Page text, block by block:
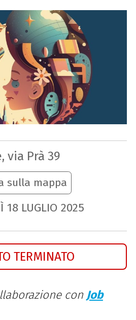
via Prà 39
sulla mappa
18 LUGLIO 2025
TERMINATO
con Job